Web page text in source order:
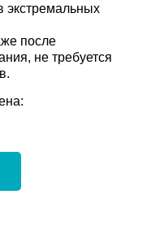
после
не требуется